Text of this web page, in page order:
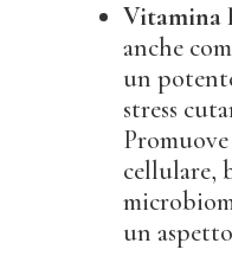
Vitamina
anche
un
stress
cellulare,
un